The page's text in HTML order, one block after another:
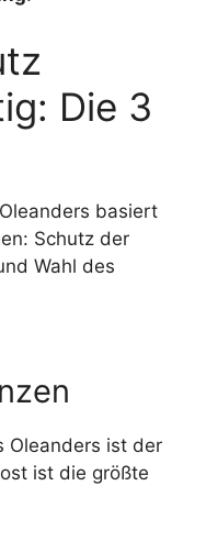
Die 3
basiert
Schutz der
Wahl des
Oleanders ist der
ist die größte